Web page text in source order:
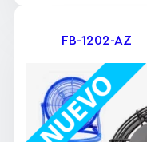
FB-1202-AZ